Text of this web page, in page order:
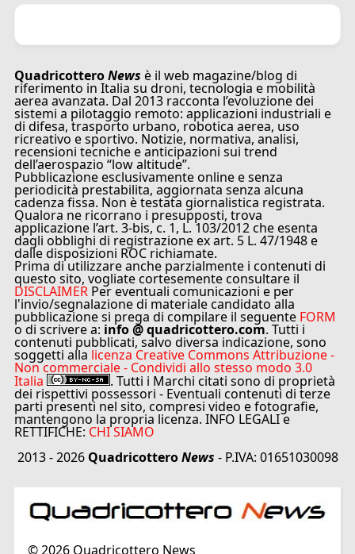
QuadricotteroNews è il web magazine/blog di
riferimento in Italia su droni, tecnologia e mobilità
aerea avanzata. Dal 2013 racconta l’evoluzione dei
sistemi a pilotaggio remoto: applicazioni industriali e
di difesa, trasporto urbano, robotica aerea, uso
ricreativo e sportivo. Notizie, normativa, analisi,
recensioni tecniche e anticipazioni sui trend
dell’aerospazio “low altitude”.
Pubblicazione esclusivamente online e senza
periodicità prestabilita, aggiornata senza alcuna
cadenza fissa. Non è testata giornalistica registrata.
Qualora ne ricorrano i presupposti, trova
applicazione l’art. 3-bis, c. 1, L. 103/2012 che esenta
dagli obblighi di registrazione ex art. 5 L. 47/1948 e
dalle disposizioni ROC richiamate.
Prima di utilizzare anche parzialmente i contenuti di
questo sito, vogliate cortesemente consultare il
DISCLAIMER Per eventuali comunicazioni e per
l'invio/segnalazione di materiale candidato alla
pubblicazione si prega di compilare il seguente FORM
o di scrivere a: info @ quadricottero.com. Tutti i
contenuti pubblicati, salvo diversa indicazione, sono
soggetti alla licenza Creative Commons Attribuzione -
Non commerciale - Condividi allo stesso modo 3.0
Italia . Tutti i Marchi citati sono di proprietà
dei rispettivi possessori - Eventuali contenuti di terze
parti presenti nel sito, compresi video e fotografie,
mantengono la propria licenza. INFO LEGALI e
RETTIFICHE: CHI SIAMO
2013 - 2026 QuadricotteroNews - P.IVA: 01651030098
© 2026Quadricottero News